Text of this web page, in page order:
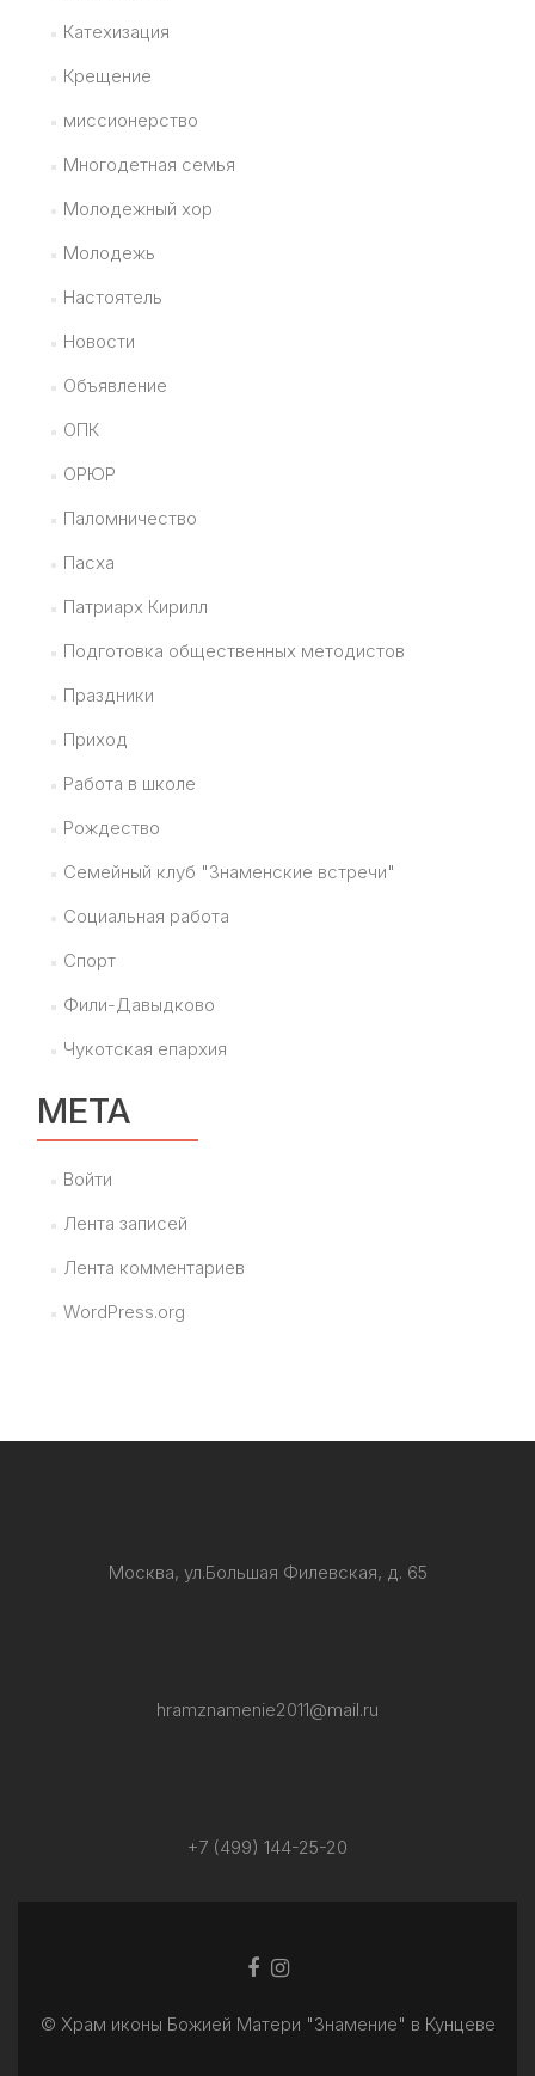
Катехизация
Крещение
миссионерство
Многодетная семья
Молодежный хор
Молодежь
Настоятель
Новости
Объявление
ОПК
ОРЮР
Паломничество
Пасха
Патриарх Кирилл
Подготовка общественных методистов
Праздники
Приход
Работа в школе
Рождество
Семейный клуб "Знаменские встречи"
Социальная работа
Спорт
Фили-Давыдково
Чукотская епархия
МЕТА
Войти
Лента записей
Лента комментариев
WordPress.org
Москва, ул.Большая Филевская, д. 65
hramznamenie2011@mail.ru
+7 (499) 144-25-20
Facebook
Ссылка
© Храм иконы Божией Матери "Знамение" в Кунцеве